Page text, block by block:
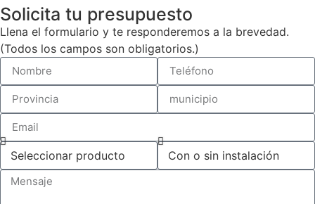
Solicita tu presupuesto
Llena el formulario y te responderemos a la brevedad.
(Todos los campos son obligatorios.)